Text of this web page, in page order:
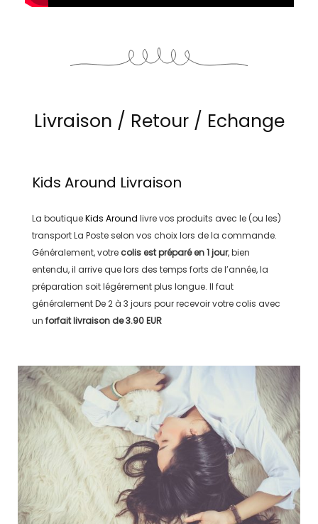
Livraison / Retour / Echange
Kids Around Livraison
La boutiqueKids Around livre vos produits avec le (ou les)
transportLa Posteselon vos choix lors de la commande.
Généralement, votre colis est préparé en1 jour, bien
entendu, il arrive que lors des temps forts de l’année, la
préparation soit légérement plus longue. Il faut
généralementDe 2 à 3 jours pour recevoir votre colis avec
un forfait livraison de3.90 EUR